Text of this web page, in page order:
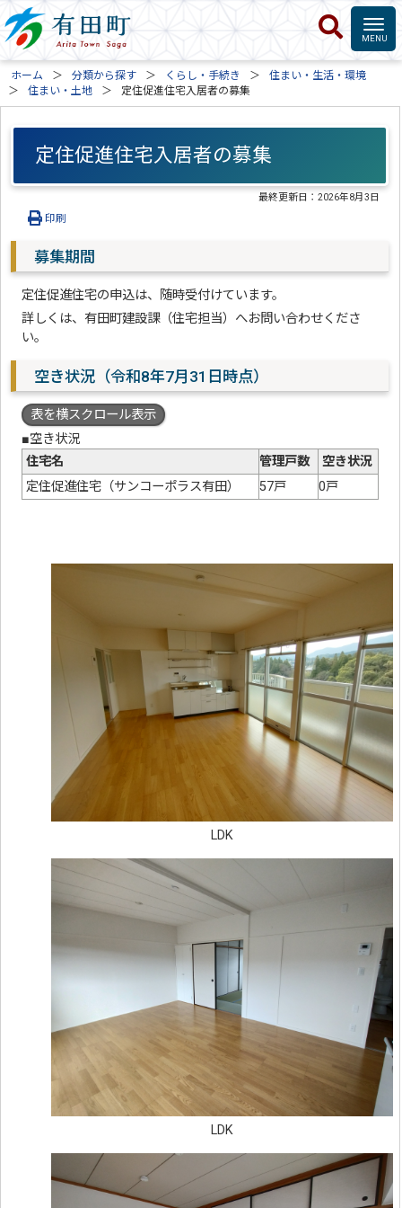
ホーム 分類から探す くらし・手続き
住まい・生活・環境
住まい・土地
定住促進住宅入居者の募集
定住促進住宅入居者の募集
最終更新日：2026年8月3日
印刷
募集期間
定住促進住宅の申込は、随時受付けています。
詳しくは、有田町建設課（住宅担当）へお問い合わせくださ
い。
空き状況（令和8年7月31日時点）
表を横スクロール表示
■空き状況
住宅名
管理戸数
空き状況
定住促進住宅（サンコーポラス有田）
57戸 0戸
LDK
LDK